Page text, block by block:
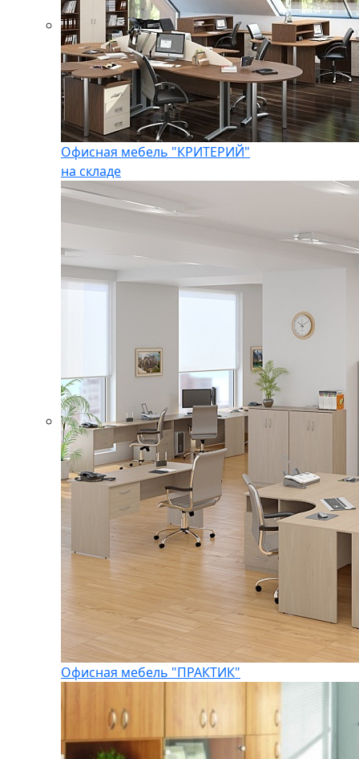
Офисная мебель "КРИТЕРИЙ"
на складе
Офисная мебель "ПРАКТИК"